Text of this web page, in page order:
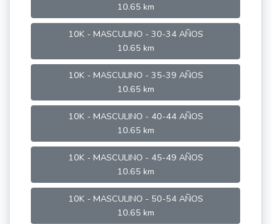
10.65 km
10K - MASCULINO - 30-34 AÑOS
10.65 km
10K - MASCULINO - 35-39 AÑOS
10.65 km
10K - MASCULINO - 40-44 AÑOS
10.65 km
10K - MASCULINO - 45-49 AÑOS
10.65 km
10K - MASCULINO - 50-54 AÑOS
10.65 km